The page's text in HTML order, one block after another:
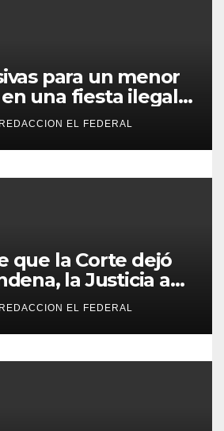
para un menor
una fiesta ilegal
asistentes en
REDACCION EL FEDERAL
que la Corte dejó
la Justicia aún
ni un peso
REDACCION EL FEDERAL